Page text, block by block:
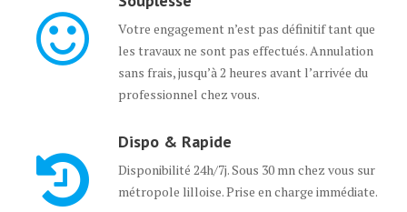
Votre engagement n’est pas définitif tant que
les travaux ne sont pas effectués. Annulation
sans frais, jusqu’à 2 heures avant l’arrivée du
professionnel chez vous.
Dispo & Rapide
Disponibilité 24h/7j. Sous 30 mn chez vous sur
métropole lilloise. Prise en charge immédiate.